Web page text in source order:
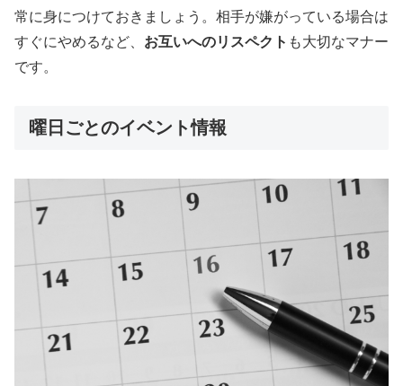
常に身につけておきましょう。相手が嫌がっている場合は
すぐにやめるなど、 お互いへのリスペクト も大切なマナー
です。
曜日ごとのイベント情報